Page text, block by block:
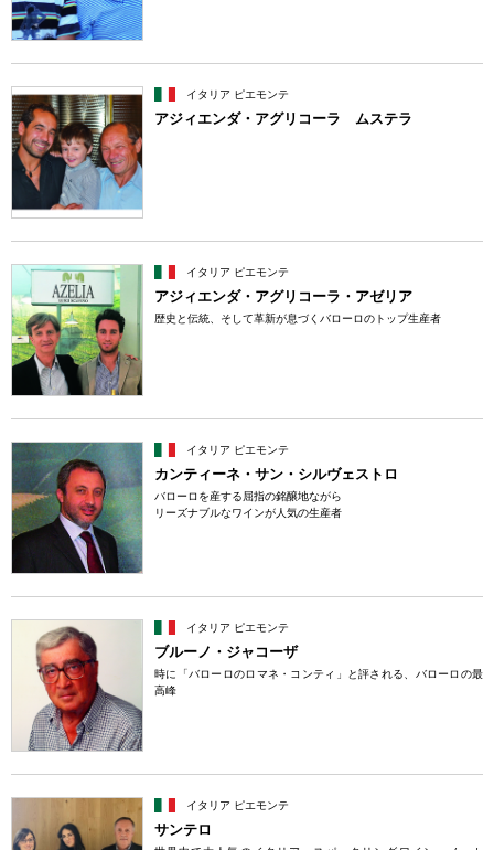
イタリア ピエモンテ
アジィエンダ・アグリコーラ ムステラ
イタリア ピエモンテ
アジィエンダ・アグリコーラ・アゼリア
歴史と伝統、そして革新が息づくバローロのトップ生産者
イタリア ピエモンテ
カンティーネ・サン・シルヴェストロ
バローロを産する屈指の銘醸地ながら
リーズナブルなワインが人気の生産者
イタリア ピエモンテ
ブルーノ・ジャコーザ
時に「バローロのロマネ・コンティ」と評される、バローロの最
高峰
イタリア ピエモンテ
サンテロ